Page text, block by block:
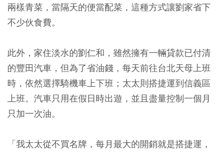
兩樣青菜，當隔天的便當配菜，這種方式讓劉家省下
不少伙食費。
此外，家住淡水的劉仁和，雖然擁有一輛貸款已付清
的豐田汽車，但為了省油錢，每天前往台北天母上班
時，依然選擇騎機車上下班；太太則搭捷運到信義區
上班。汽車只用在假日時出遊，並且盡量控制一個月
只加一次油。
「我太太從不買名牌，每月最大的開銷就是搭捷運，